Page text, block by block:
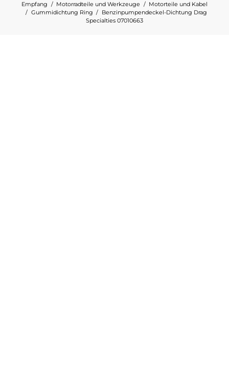
Empfang Motorradteile und Werkzeuge
Motorteile und Kabel
Gummidichtung Ring
Benzinpumpendeckel-Dichtung Drag
Specialties 07010663